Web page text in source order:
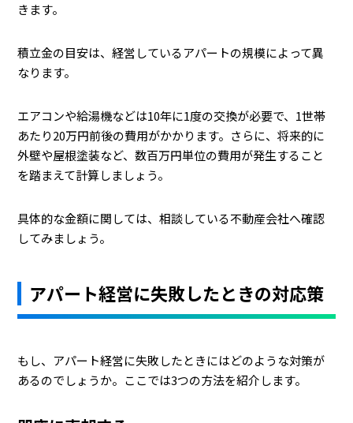
きます。
積立金の目安は、経営しているアパートの規模によって異
なります。
エアコンや給湯機などは10年に1度の交換が必要で、1世帯
あたり20万円前後の費用がかかります。さらに、将来的に
外壁や屋根塗装など、数百万円単位の費用が発生すること
を踏まえて計算しましょう。
具体的な金額に関しては、相談している不動産会社へ確認
してみましょう。
アパート経営に失敗したときの対応策
もし、アパート経営に失敗したときにはどのような対策が
あるのでしょうか。ここでは3つの方法を紹介します。